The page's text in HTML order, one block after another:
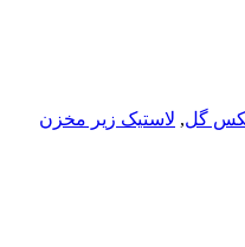
گل, لاستیک زیر مخزن